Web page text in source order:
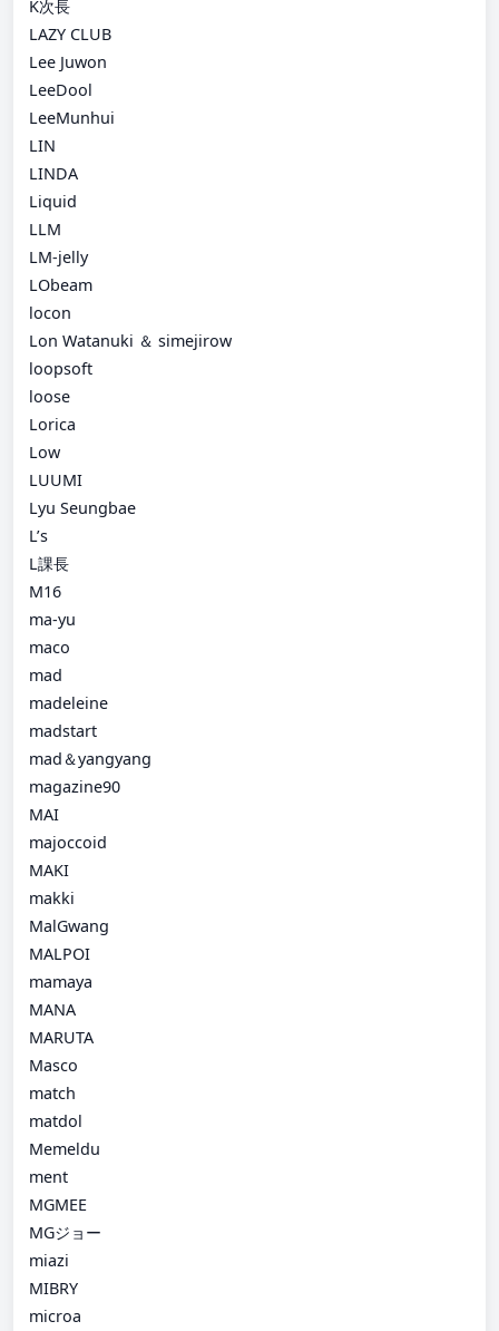
K次長
LAZY CLUB
Lee Juwon
LeeDool
LeeMunhui
LIN
LINDA
Liquid
LLM
LM-jelly
LObeam
locon
Lon Watanuki ＆ simejirow
loopsoft
loose
Lorica
Low
LUUMI
Lyu Seungbae
L’s
L課長
M16
ma-yu
maco
mad
madeleine
madstart
mad＆yangyang
magazine90
MAI
majoccoid
MAKI
makki
MalGwang
MALPOI
mamaya
MANA
MARUTA
Masco
match
matdol
Memeldu
ment
MGMEE
MGジョー
miazi
MIBRY
microa